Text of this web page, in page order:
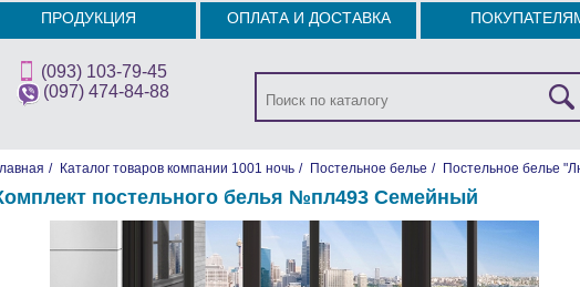
ПРОДУКЦИЯ ОПЛАТА И ДОСТАВКА
(093) 103-79-45
(097) 474-84-88
/ Каталог товаров компании 1001 ночь / Постельное белье / Постельное белье
постельного белья №пл493 Семейный